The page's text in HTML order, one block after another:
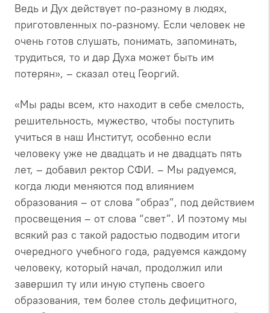
Ведь и Дух действует по-разному в людях,
приготовленных по-разному. Если человек не
очень готов слушать, понимать, запоминать,
трудиться, то и дар Духа может быть им
потерян», – сказал отец Георгий.
«Мы рады всем, кто находит в себе смелость,
решительность, мужество, чтобы поступить
учиться в наш Институт, особенно если
человеку уже не двадцать и не двадцать пять
лет, – добавил ректор СФИ. – Мы радуемся,
когда люди меняются под влиянием
образования – от слова “образ”, под действием
просвещения – от слова “свет”. И поэтому мы
всякий раз с такой радостью подводим итоги
очередного учебного года, радуемся каждому
человеку, который начал, продолжил или
завершил ту или иную ступень своего
образования, тем более столь дефицитного,